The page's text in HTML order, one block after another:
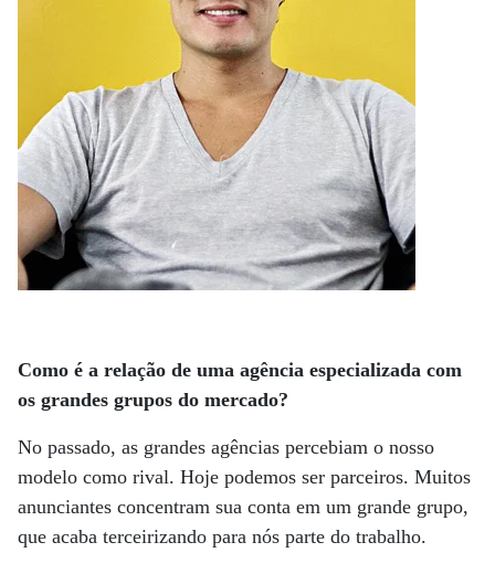
Como é a relação de uma agência especializada com
os grandes grupos do mercado?
No passado, as grandes agências percebiam o nosso
modelo como rival. Hoje podemos ser parceiros. Muitos
anunciantes concentram sua conta em um grande grupo,
que acaba terceirizando para nós parte do trabalho.